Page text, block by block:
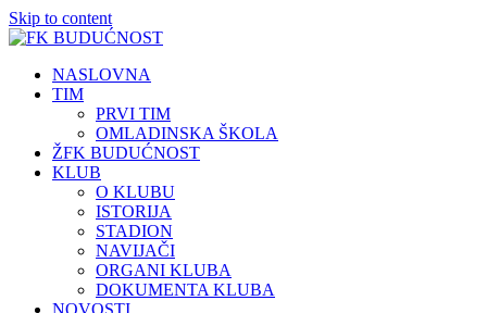
Skip to content
NASLOVNA
TIM
PRVI TIM
OMLADINSKA ŠKOLA
ŽFK BUDUĆNOST
KLUB
O KLUBU
ISTORIJA
STADION
NAVIJAČI
ORGANI KLUBA
DOKUMENTA KLUBA
NOVOSTI